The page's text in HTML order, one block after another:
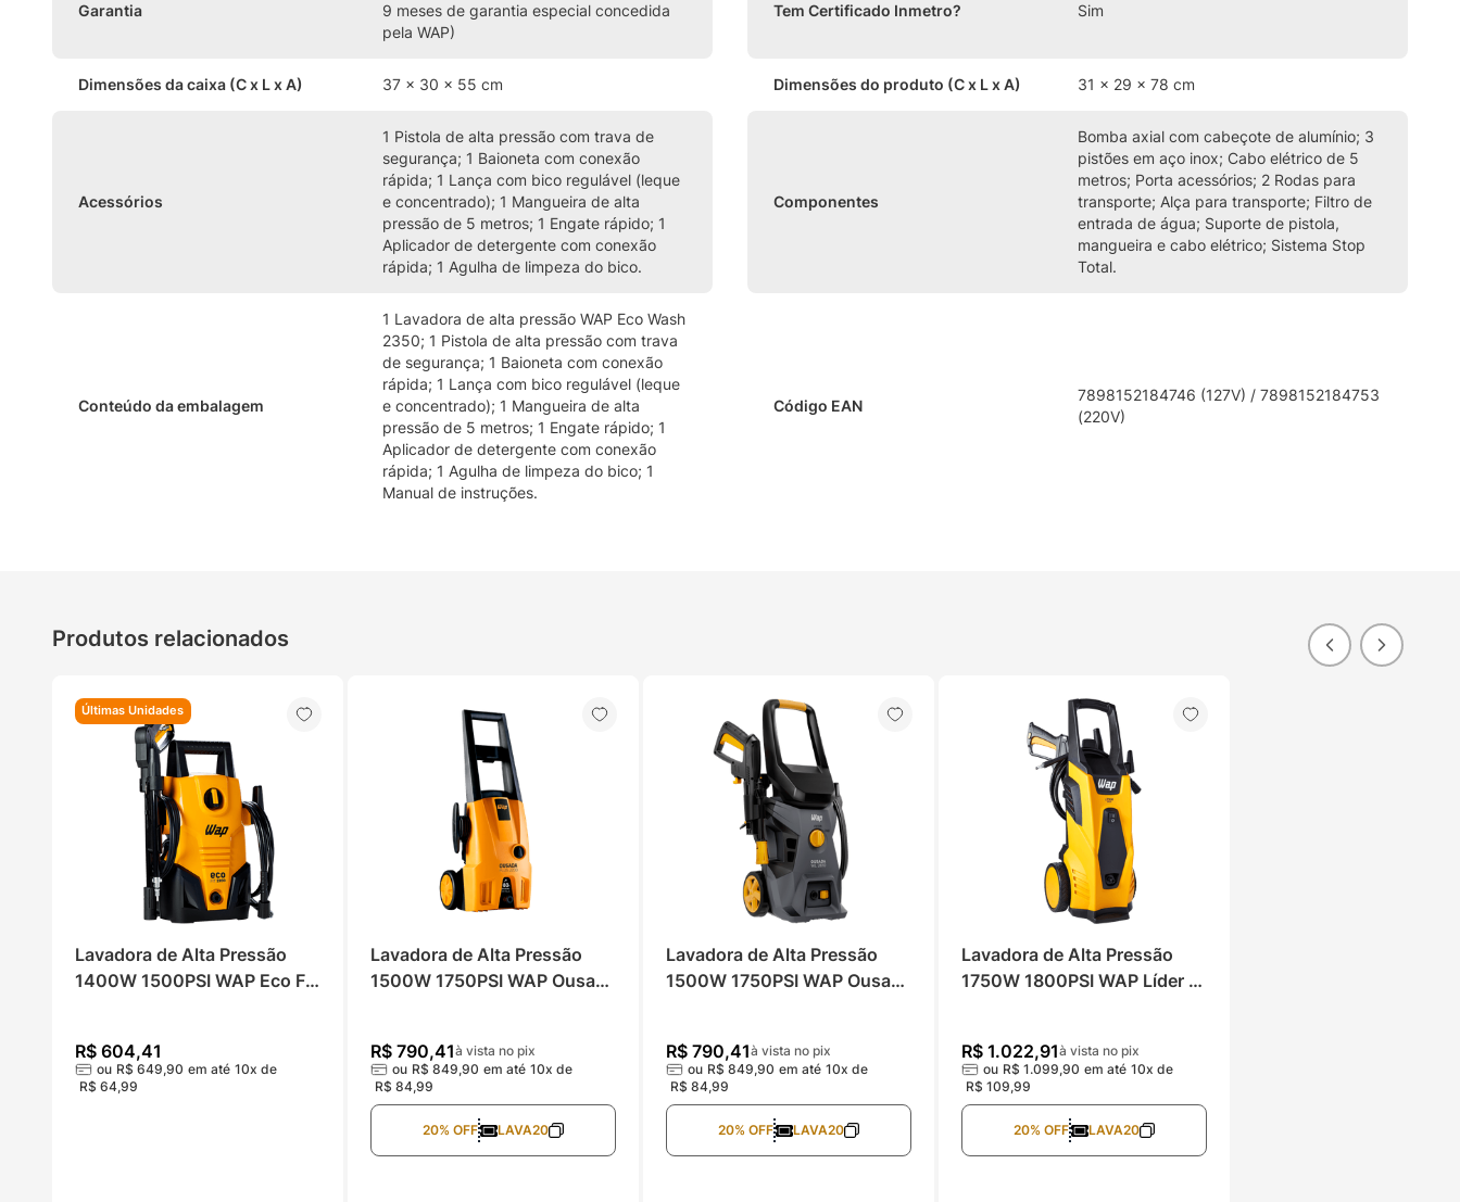
Garantia
9 meses de garantia especial concedida
pela WAP)
Tem Certificado Inmetro? Sim
Dimensões da caixa (C x L x A) 37 x 30 x 55 cm Dimensões do produto (C x L x A) 31 x 29 x 78 cm
Acessórios
1 Pistola de alta pressão com trava de
segurança; 1 Baioneta com conexão
rápida; 1 Lança com bico regulável (leque
e concentrado); 1 Mangueira de alta
pressão de 5 metros; 1 Engate rápido; 1
Aplicador de detergente com conexão
rápida; 1 Agulha de limpeza do bico.
Componentes
Bomba axial com cabeçote de alumínio; 3
pistões em aço inox; Cabo elétrico de 5
metros; Porta acessórios; 2 Rodas para
transporte; Alça para transporte; Filtro de
entrada de água; Suporte de pistola,
mangueira e cabo elétrico; Sistema Stop
Total.
Conteúdo da embalagem
1 Lavadora de alta pressão WAP Eco Wash
2350; 1 Pistola de alta pressão com trava
de segurança; 1 Baioneta com conexão
rápida; 1 Lança com bico regulável (leque
e concentrado); 1 Mangueira de alta
pressão de 5 metros; 1 Engate rápido; 1
Aplicador de detergente com conexão
rápida; 1 Agulha de limpeza do bico; 1
Manual de instruções.
Código EAN
7898152184746 (127V) / 7898152184753
(220V)
Produtos relacionados
Últimas Unidades
Lavadora de Alta Pressão
1400W 1500PSI WAP Eco Fit
R$ 604,41
ou R$ 649,90 em até 10x de
R$ 64,99
Lavadora de Alta Pressão
1500W 1750PSI WAP Ousada
R$ 790,41à vista no pix
ou R$ 849,90 em até 10x de
R$ 84,99
20% OFF LAVA20
Lavadora de Alta Pressão
1500W 1750PSI WAP Ousada
R$ 790,41à vista no pix
ou R$ 849,90 em até 10x de
R$ 84,99
20% OFF LAVA20
Lavadora de Alta Pressão
1750W 1800PSI WAP Líder
R$ 1.022,91à vista no pix
ou R$ 1.099,90 em até 10x de
R$ 109,99
20% OFF LAVA20